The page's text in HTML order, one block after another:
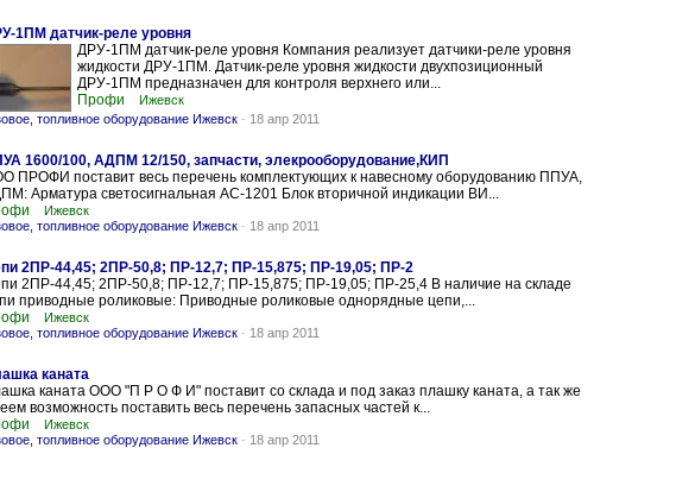
1ПМ датчик-реле уровня
ДРУ-1ПМ датчик-реле уровня Компания реализует датчики-реле уровня
жидкости ДРУ-1ПМ. Датчик-реле уровня жидкости двухпозиционный
ДРУ-1ПМ предназначен для контроля верхнего или...
Профи
Ижевск
топливное оборудование Ижевск - 18 апр 2011
1600/100, АДПМ 12/150, запчасти, элекрооборудование,КИП
ПРОФИ поставит весь перечень комплектующих к навесному оборудованию ППУА,
Арматура светосигнальная АС-1201 Блок вторичной индикации ВИ...
Ижевск
топливное оборудование Ижевск - 18 апр 2011
2ПР-44,45; 2ПР-50,8; ПР-12,7; ПР-15,875; ПР-19,05; ПР-2
2ПР-44,45; 2ПР-50,8; ПР-12,7; ПР-15,875; ПР-19,05; ПР-25,4 В наличие на складе
приводные роликовые: Приводные роликовые однорядные цепи,...
Ижевск
топливное оборудование Ижевск - 18 апр 2011
каната
каната ООО "П Р О Ф И" поставит со склада и под заказ плашку каната, а так же
возможность поставить весь перечень запасных частей к...
Ижевск
топливное оборудование Ижевск - 18 апр 2011